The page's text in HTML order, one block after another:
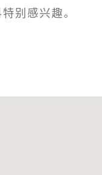
别感兴趣。